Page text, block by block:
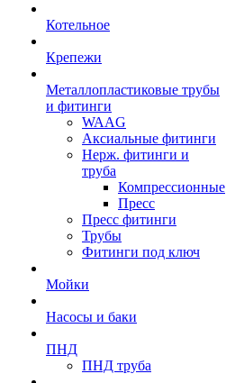
Котельное
Крепежи
Металлопластиковые трубы
и фитинги
WAAG
Аксиальные фитинги
Нерж. фитинги и
труба
Компрессионные
Пресс
Пресс фитинги
Трубы
Фитинги под ключ
Мойки
Насосы и баки
ПНД
ПНД труба